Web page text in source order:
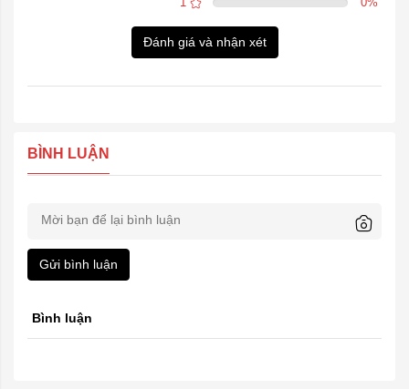
Đánh giá và nhận xét
BÌNH LUẬN
Gửi bình luận
Bình luận